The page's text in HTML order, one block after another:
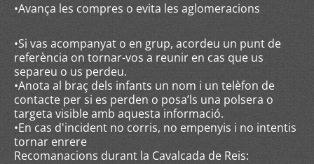
•Avança les compres o evita les aglomeracions
•Si vas acompanyat o en grup, acordeu un punt de
referència on tornar-vos a reunir en cas que us
separeu o us perdeu.
•Anota al braç dels infants un nom i un telèfon de
contacte per si es perden o posa’ls una polsera o
targeta visible amb aquesta informació.
•En cas d'incident no corris, no empenyis i no intentis
tornar enrere
Recomanacions durant la Cavalcada de Reis: